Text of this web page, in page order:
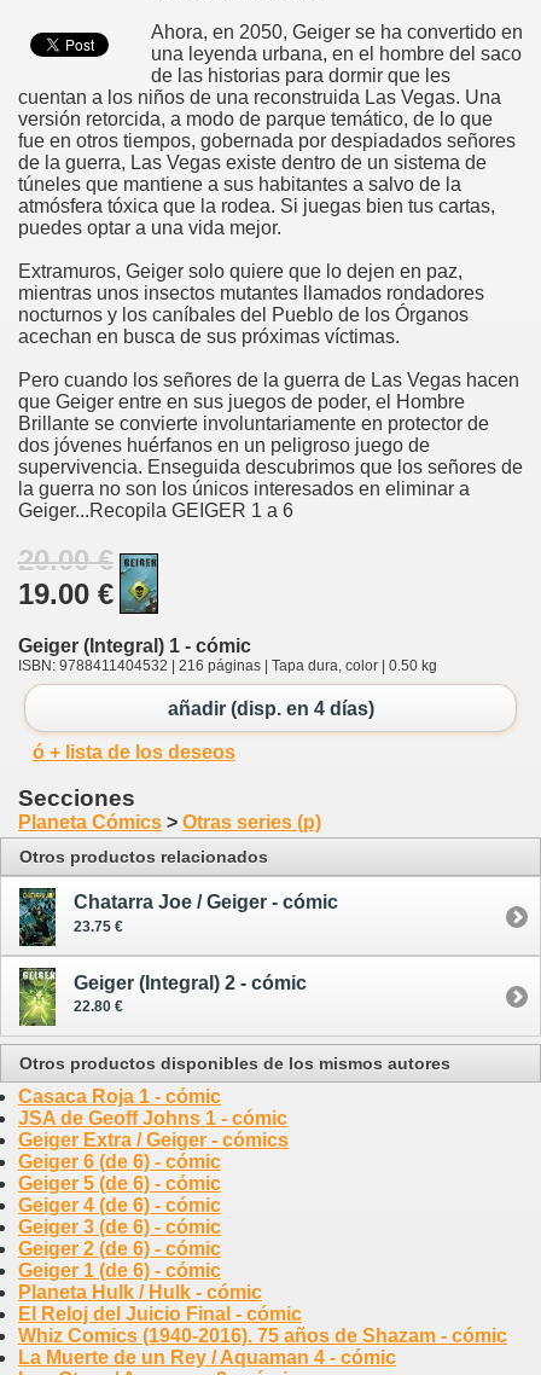
Ahora, en 2050, Geiger se ha convertido en
una leyenda urbana, en el hombre del saco
de las historias para dormir que les
cuentan a los niños de una reconstruida Las Vegas. Una
versión retorcida, a modo de parque temático, de lo que
fue en otros tiempos, gobernada por despiadados señores
de la guerra, Las Vegas existe dentro de un sistema de
túneles que mantiene a sus habitantes a salvo de la
atmósfera tóxica que la rodea. Si juegas bien tus cartas,
puedes optar a una vida mejor.
Extramuros, Geiger solo quiere que lo dejen en paz,
mientras unos insectos mutantes llamados rondadores
nocturnos y los caníbales del Pueblo de los Órganos
acechan en busca de sus próximas víctimas.
Pero cuando los señores de la guerra de Las Vegas hacen
que Geiger entre en sus juegos de poder, el Hombre
Brillante se convierte involuntariamente en protector de
dos jóvenes huérfanos en un peligroso juego de
supervivencia. Enseguida descubrimos que los señores de
la guerra no son los únicos interesados en eliminar a
Geiger...Recopila GEIGER 1 a 6
20.00 €
19.00 €
Geiger (Integral) 1 - cómic
ISBN: 9788411404532 | 216 páginas | Tapa dura, color | 0.50 kg
añadir (disp. en 4 días)
ó + lista de los deseos
Secciones
Planeta Cómics > Otras series (p)
Otros productos relacionados
Chatarra Joe / Geiger - cómic
23.75 €
Geiger (Integral) 2 - cómic
22.80 €
Otros productos disponibles de los mismos autores
Casaca Roja 1 - cómic
JSA de Geoff Johns 1 - cómic
Geiger Extra / Geiger - cómics
Geiger 6 (de 6) - cómic
Geiger 5 (de 6) - cómic
Geiger 4 (de 6) - cómic
Geiger 3 (de 6) - cómic
Geiger 2 (de 6) - cómic
Geiger 1 (de 6) - cómic
Planeta Hulk / Hulk - cómic
El Reloj del Juicio Final - cómic
Whiz Comics (1940-2016). 75 años de Shazam - cómic
La Muerte de un Rey / Aquaman 4 - cómic